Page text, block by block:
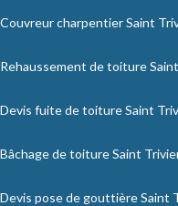
Couvreur charpentier Saint
Rehaussement de toiture
Devis fuite de toiture Saint
Bâchage de toiture Saint
Devis pose de gouttière Saint